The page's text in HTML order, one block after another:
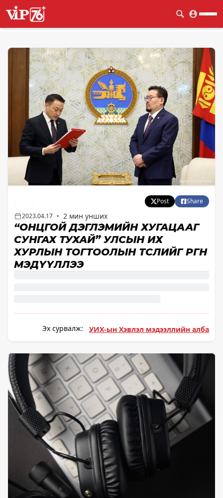
Post
Share
2023.04.17 • 2 мин унших
“ОНЦГОЙ ДЭГЛЭМИЙН ХУГАЦААГ
СУНГАХ ТУХАЙ” УЛСЫН ИХ
ХУРЛЫН ТОГТООЛЫН ТӨСЛИЙГ ӨРГӨН
МЭДҮҮЛЛЭЭ
Эх сурвалж: УИХ-ын Хэвлэл мэдээллийн алба